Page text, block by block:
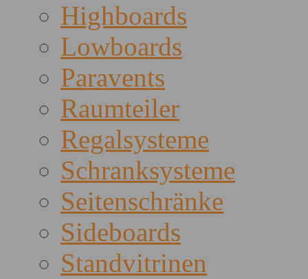
Highboards
Lowboards
Paravents
Raumteiler
Regalsysteme
Schranksysteme
Seitenschränke
Sideboards
Standvitrinen